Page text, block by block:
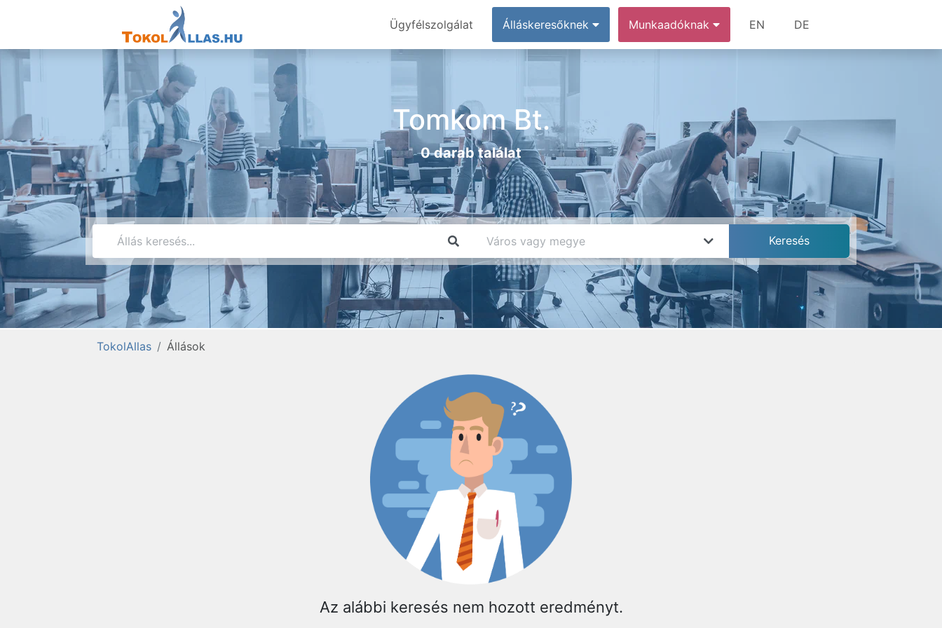
Ügyfélszolgálat Álláskeresőknek Munkaadóknak EN DE
Tomkom Bt.
0 darab találat
TokolAllas Állások
Az alábbi keresés nem hozott eredményt.